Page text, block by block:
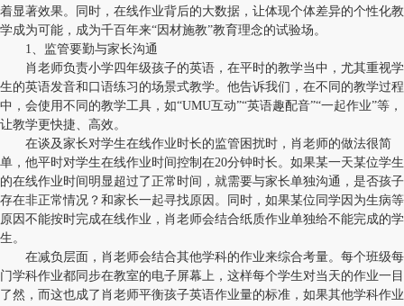
着显著效果。同时，在线作业背后的大数据，让体现个体差异的个性化教
学成为可能，成为千百年来“因材施教”教育理念的试验场。
1、监管要勤与家长沟通
肖老师负责小学四年级孩子的英语，在平时的教学当中，尤其重视学
生的英语发音和口语练习的场景式教学。他告诉我们，在不同的教学过程
中，会使用不同的教学工具，如“UMU互动”“英语趣配音”“一起作业”等，
让教学更快捷、高效。
在谈及家长对学生在线作业时长的监管困扰时，肖老师的做法很简
单，他平时对学生在线作业时间控制在20分钟时长。如果某一天某位学生
的在线作业时间明显超过了正常时间，就需要与家长单独沟通，是否孩子
存在非正常情况？和家长一起寻找原因。同时，如果某位同学因为生病等
原因不能按时完成在线作业，肖老师会结合纸质作业单独给不能完成的学
生。
在减负层面，肖老师会结合其他学科的作业来综合考量。每个班级每
门学科作业都同步在教室的电子屏幕上，这样每个学生对当天的作业一目
了然，而这也成了肖老师平衡孩子英语作业量的标准，如果其他学科作业